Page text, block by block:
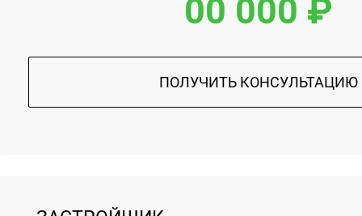
00 000 ₽
ПОЛУЧИТЬ КОНСУЛЬТАЦИЮ